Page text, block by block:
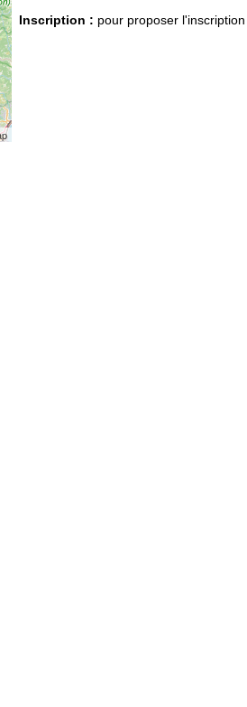
Inscription : pour proposer